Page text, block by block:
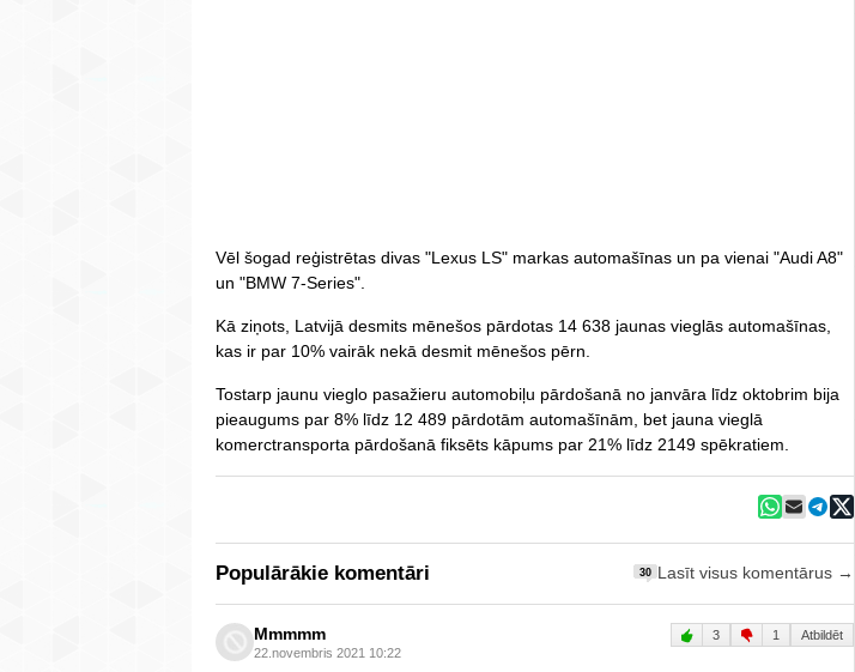
Vēl šogad reģistrētas divas "Lexus LS" markas automašīnas un pa vienai "Audi A8"
un "BMW 7-Series".
Kā ziņots, Latvijā desmits mēnešos pārdotas 14 638 jaunas vieglās automašīnas,
kas ir par 10% vairāk nekā desmit mēnešos pērn.
Tostarp jaunu vieglo pasažieru automobiļu pārdošanā no janvāra līdz oktobrim bija
pieaugums par 8% līdz 12 489 pārdotām automašīnām, bet jauna vieglā
komerctransporta pārdošanā fiksēts kāpums par 21% līdz 2149 spēkratiem.
Populārākie komentāri 30 Lasīt visus komentārus →
Mmmmm
22.novembris 2021 10:22
3 1 Atbildēt